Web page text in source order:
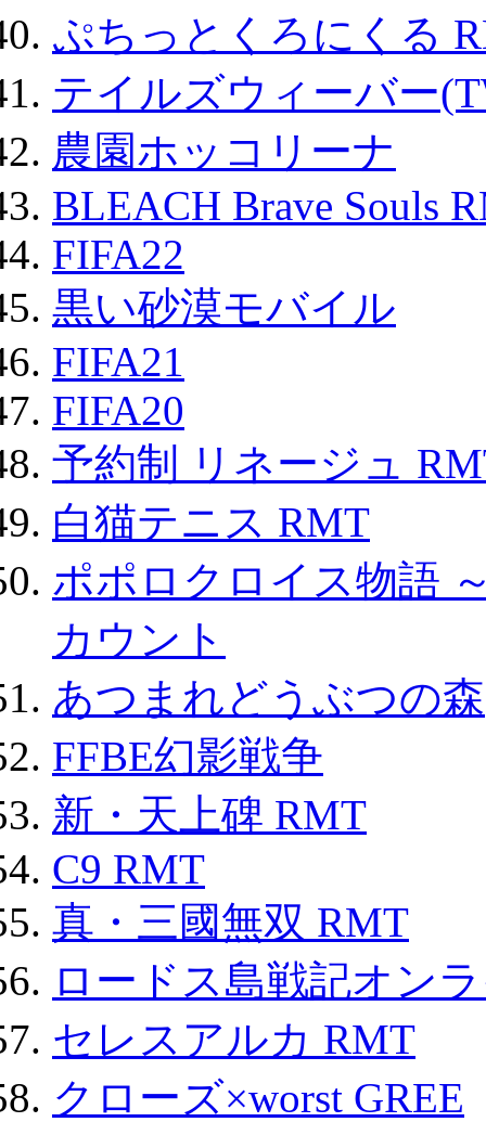
ぷちっとくろにくる
テイルズウィーバー
農園ホッコリーナ
BLEACH Brave Souls
FIFA22
黒い砂漠モバイル
FIFA21
FIFA20
予約制 リネージュ
白猫テニス RMT
ポポロクロイス物語
カウント
あつまれどうぶつの森
FFBE幻影戦争
新・天上碑 RMT
C9 RMT
真・三國無双 RMT
ロードス島戦記オン
セレスアルカ RMT
クローズ×worst GREE